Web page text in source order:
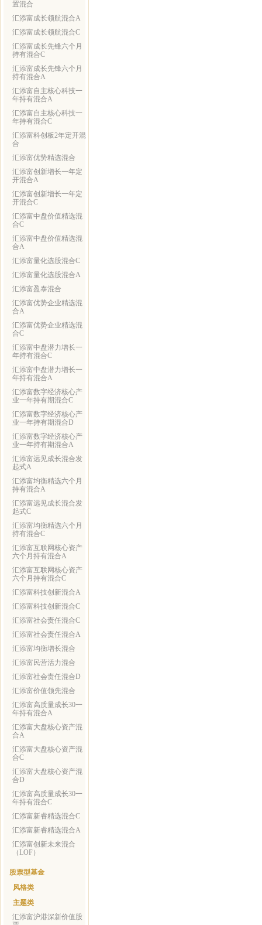
置混合
汇添富成长领航混合A
汇添富成长领航混合C
汇添富成长先锋六个月
持有混合C
汇添富成长先锋六个月
持有混合A
汇添富自主核心科技一
年持有混合A
汇添富自主核心科技一
年持有混合C
汇添富科创板2年定开混
合
汇添富优势精选混合
汇添富创新增长一年定
开混合A
汇添富创新增长一年定
开混合C
汇添富中盘价值精选混
合C
汇添富中盘价值精选混
合A
汇添富量化选股混合C
汇添富量化选股混合A
汇添富盈泰混合
汇添富优势企业精选混
合A
汇添富优势企业精选混
合C
汇添富中盘潜力增长一
年持有混合C
汇添富中盘潜力增长一
年持有混合A
汇添富数字经济核心产
业一年持有期混合C
汇添富数字经济核心产
业一年持有期混合D
汇添富数字经济核心产
业一年持有期混合A
汇添富远见成长混合发
起式A
汇添富均衡精选六个月
持有混合A
汇添富远见成长混合发
起式C
汇添富均衡精选六个月
持有混合C
汇添富互联网核心资产
六个月持有混合A
汇添富互联网核心资产
六个月持有混合C
汇添富科技创新混合A
汇添富科技创新混合C
汇添富社会责任混合C
汇添富社会责任混合A
汇添富均衡增长混合
汇添富民营活力混合
汇添富社会责任混合D
汇添富价值领先混合
汇添富高质量成长30一
年持有混合A
汇添富大盘核心资产混
合A
汇添富大盘核心资产混
合C
汇添富大盘核心资产混
合D
汇添富高质量成长30一
年持有混合C
汇添富新睿精选混合C
汇添富新睿精选混合A
汇添富创新未来混合
（LOF）
股票型基金
风格类
主题类
汇添富沪港深新价值股